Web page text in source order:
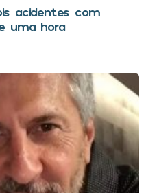
acidentes com
uma hora